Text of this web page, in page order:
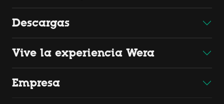
Descargas
Vive la experiencia Wera
Empresa